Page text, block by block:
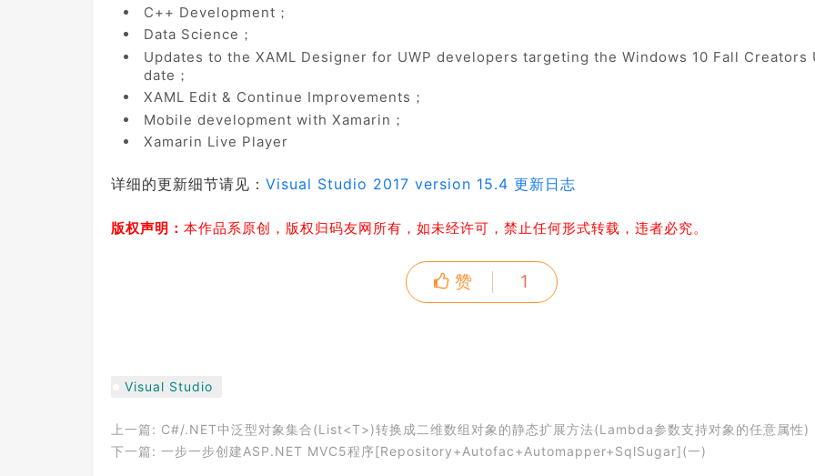
C++ Development；
Data Science；
Updates to the XAML Designer for UWP developers targeting the Windows 10 Fall Creators
date；
XAML Edit & Continue Improvements；
Mobile development with Xamarin；
Xamarin Live Player
详细的更新细节请见： Visual Studio 2017 version 15.4 更新日志
版权声明： 本作品系原创，版权归码友网所有，如未经许可，禁止任何形式转载，违者必究。
赞 1
Visual Studio
上一篇: C#/.NET中泛型对象集合(List<T>)转换成二维数组对象的静态扩展方法(Lambda参数支持对象的任意属性)
下一篇: 一步一步创建ASP.NET MVC5程序[Repository+Autofac+Automapper+SqlSugar](一)